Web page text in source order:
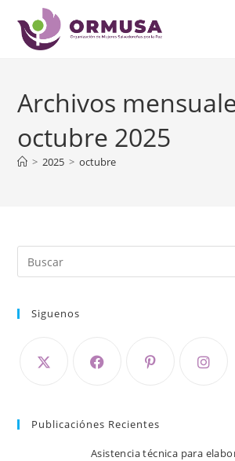
contenido
Archivos
octubre 2025
> 2025 > octubre
Siguenos
Publicaciónes Recientes
Asistencia técnica para